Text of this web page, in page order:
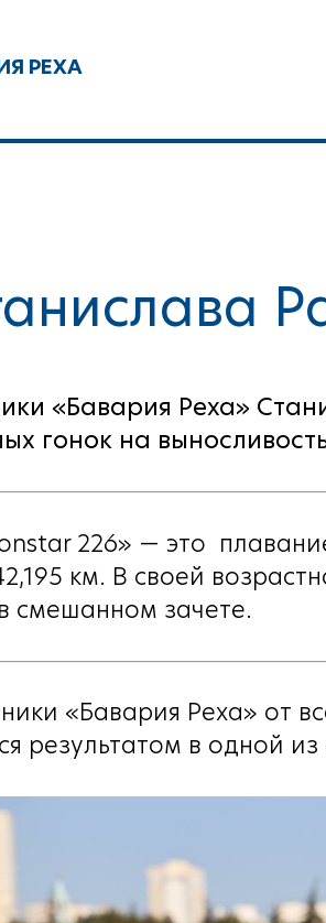
РЕХА
«Бавария Реха»
гонок на
226» — это
км. В своей
смешанном зачете.
«Бавария Реха» от
результатом в одной